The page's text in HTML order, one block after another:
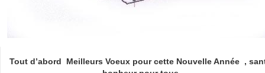
Tout d’abord Meilleurs Voeux pour cette Nouvelle Année ,